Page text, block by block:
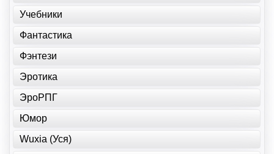
Учебники
Фантастика
Фэнтези
Эротика
ЭроРПГ
Юмор
Wuxia (Уся)